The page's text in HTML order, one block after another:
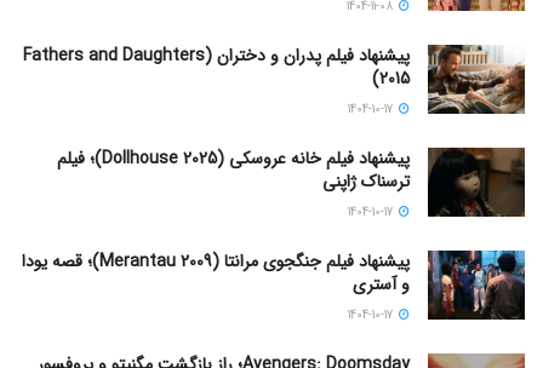
پیشنهاد فیلم پدران و دختران (Fathers and Daughters
2015)
پیشنهاد فیلم خانه عروسکی (Dollhouse 2025)؛ فیلم
ترسناک ژاپنی
پیشنهاد فیلم جنگجوی مرانتا (Merantau 2009)؛ قصه یودا
و آستری